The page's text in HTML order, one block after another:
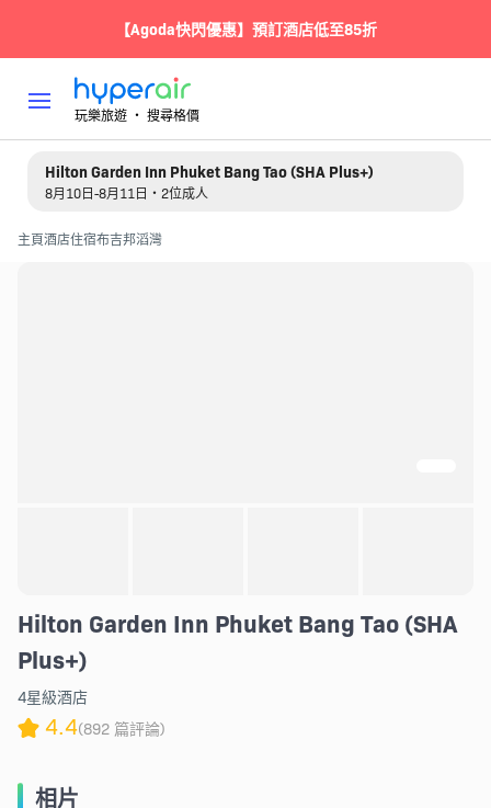
【Agoda快閃優惠】預訂酒店低至85折
玩樂旅遊 ‧ 搜尋格價
Hilton Garden Inn Phuket Bang Tao (SHA Plus+)
8月10日-8月11日・2位成人
主頁酒店住宿布吉邦滔灣
Hilton Garden Inn Phuket Bang Tao (SHA
Plus+)
4星級酒店
4.4(892 篇評論)
相片